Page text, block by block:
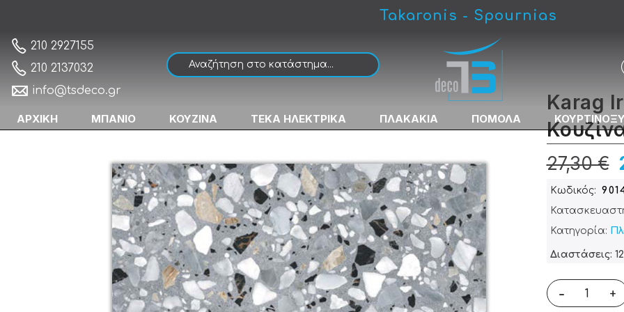
Takaronis - Spournias
210 2927155
210 2137032
info@tsdeco.gr
ΑΡΧΙΚΗ ΜΠΑΝΙΟ ΚΟΥΖΙΝΑ ΤΕΚΑ ΗΛΕΚΤΡΙΚΑ ΠΛΑΚΑΚΙΑ ΠΟΜΟΛΑ
Karag
27,30 €
Κωδικός
Κατηγορία:
Διαστάσεις:
- +